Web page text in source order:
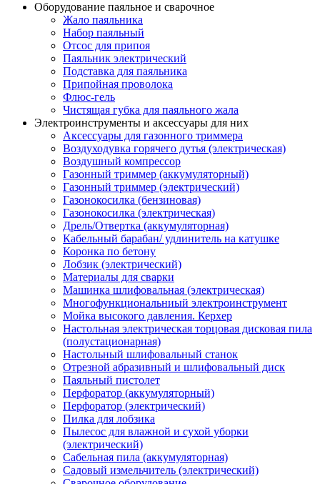
Оборудование паяльное и сварочное
Жало паяльника
Набор паяльный
Отсос для припоя
Паяльник электрический
Подставка для паяльника
Припойная проволока
Флюс-гель
Чистящая губка для паяльного жала
Электроинструменты и аксессуары для них
Аксессуары для газонного триммера
Воздуходувка горячего дутья (электрическая)
Воздушный компрессор
Газонный триммер (аккумуляторный)
Газонный триммер (электрический)
Газонокосилка (бензиновая)
Газонокосилка (электрическая)
Дрель/Отвертка (аккумуляторная)
Кабельный барабан/ удлинитель на катушке
Коронка по бетону
Лобзик (электрический)
Материалы для сварки
Машинка шлифовальная (электрическая)
Многофункциональниый электроинструмент
Мойка высокого давления. Керхер
Настольная электрическая торцовая дисковая пила
(полустационарная)
Настольный шлифовальный станок
Отрезной абразивный и шлифовальный диск
Паяльный пистолет
Перфоратор (аккумуляторный)
Перфоратор (электрический)
Пилка для лобзика
Пылесос для влажной и сухой уборки
(электрический)
Сабельная пила (аккумуляторная)
Садовый измельчитель (электрический)